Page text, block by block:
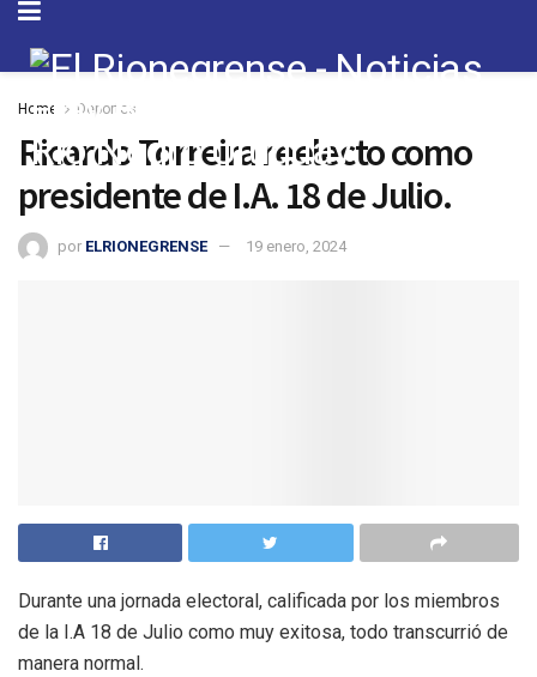
Home Deportes
Ricardo Torreira reelecto como
presidente de I.A. 18 de Julio.
por ELRIONEGRENSE 19 enero, 2024
Durante una jornada electoral, calificada por los miembros
de la I.A 18 de Julio como muy exitosa, todo transcurrió de
manera normal.